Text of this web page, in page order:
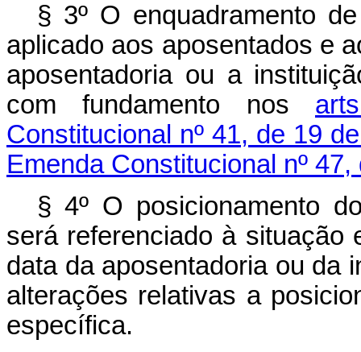
§ 3º O enquadramento
aplicado aos aposentados e
aposentadoria ou a
com fundamento nos
Constitucional nº 41, de 19
Emenda Constitucional nº
§ 4º O posicionamento
será referenciado à situação
data da aposentadoria ou da
alterações relativas a
específica.